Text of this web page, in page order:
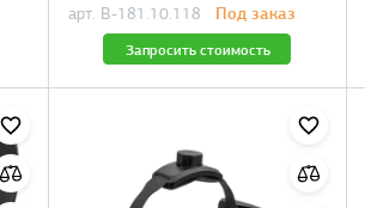
арт. B-181.10.118 Под заказ
Запросить стоимость